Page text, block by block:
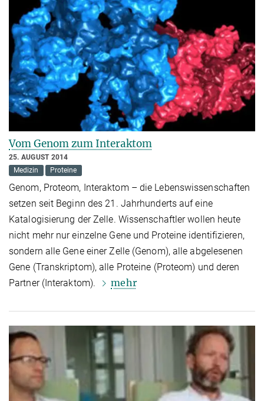
Vom Genom zum Interaktom
25. AUGUST 2014
Medizin
Proteine
Genom, Proteom, Interaktom – die Lebenswissenschaften
setzen seit Beginn des 21. Jahrhunderts auf eine
Katalogisierung der Zelle. Wissenschaftler wollen heute
nicht mehr nur einzelne Gene und Proteine identifizieren,
sondern alle Gene einer Zelle (Genom), alle abgelesenen
Gene (Transkriptom), alle Proteine (Proteom) und deren
Partner (Interaktom).
mehr